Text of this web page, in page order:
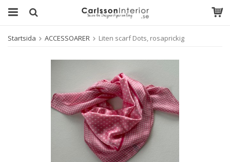
Startsida ACCESSOARER Liten scarf Dots, rosaprickig